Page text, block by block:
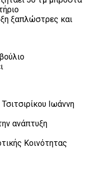
ξαπλώστρες και
Ιωάννη
ανάπτυξη
Κοινότητας